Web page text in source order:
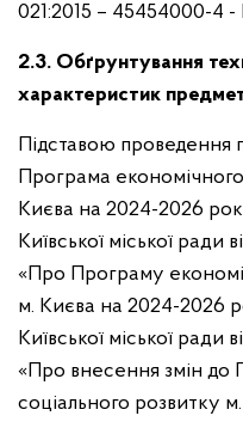
021:2015 – 45454000-4 -
2.3. Обґрунтування
характеристик
Підставою проведення
Програма
Києва на 2024-2026
Київської міської ради
«Про Програму
м. Києва на 2024-2026
Київської міської
«Про внесення змін до
соціального розвитку